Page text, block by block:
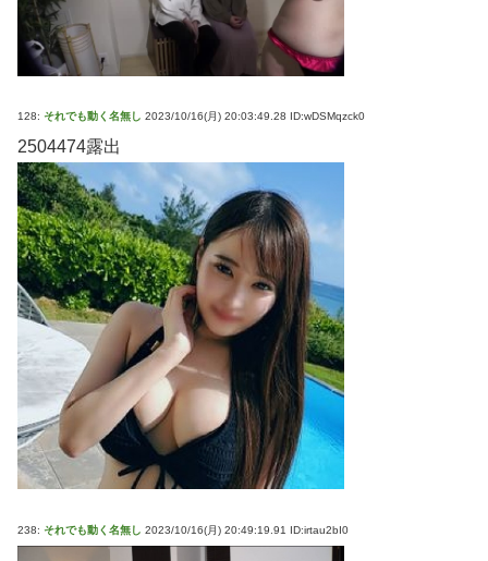
128: それでも動く名無し 2023/10/16(月) 20:03:49.28 ID:wDSMqzck0
2504474露出
238: それでも動く名無し 2023/10/16(月) 20:49:19.91 ID:irtau2bI0